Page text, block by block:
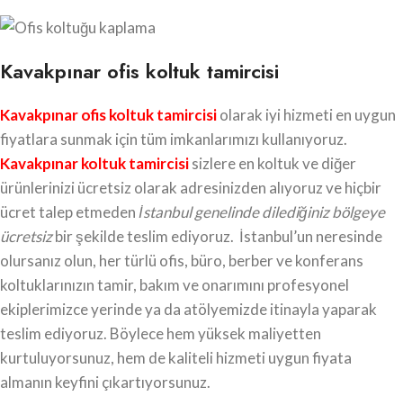
Kavakpınar ofis koltuk tamircisi
Kavakpınar ofis koltuk tamircisiolarak iyi hizmeti en uygun
fiyatlara sunmak için tüm imkanlarımızı kullanıyoruz.
Kavakpınar koltuk tamircisisizlere en koltuk ve diğer
ürünlerinizi ücretsiz olarak adresinizden alıyoruz ve hiçbir
ücret talep etmedenİstanbul genelinde dilediğiniz bölgeye
ücretsizbir şekilde teslim ediyoruz. İstanbul’un neresinde
olursanız olun, her türlü ofis, büro, berber ve konferans
koltuklarınızın tamir, bakım ve onarımını profesyonel
ekiplerimizce yerinde ya da atölyemizde itinayla yaparak
teslim ediyoruz. Böylece hem yüksek maliyetten
kurtuluyorsunuz, hem de kaliteli hizmeti uygun fiyata
almanın keyfini çıkartıyorsunuz.